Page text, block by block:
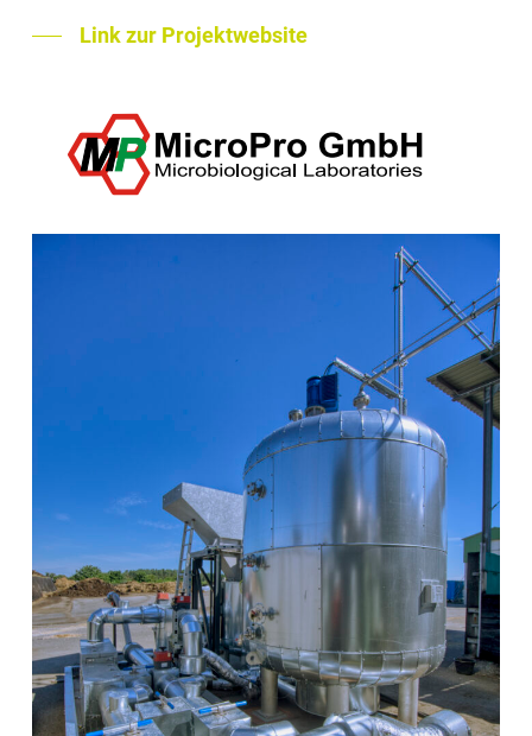
Link zur Projektwebsite